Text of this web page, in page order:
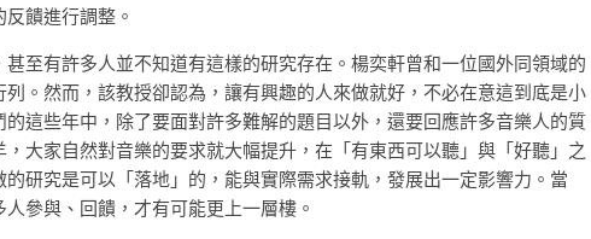
饋進行調整。
至有許多人並不知道有這樣的研究存在。楊奕軒曾和一位國外同領域的
。然而，該教授卻認為，讓有興趣的人來做就好，不必在意這到底是小
這些年中，除了要面對許多難解的題目以外，還要回應許多音樂人的質
大家自然對音樂的要求就大幅提升，在「有東西可以聽」與「好聽」之
研究是可以「落地」的，能與實際需求接軌，發展出一定影響力。當
參與、回饋，才有可能更上一層樓。